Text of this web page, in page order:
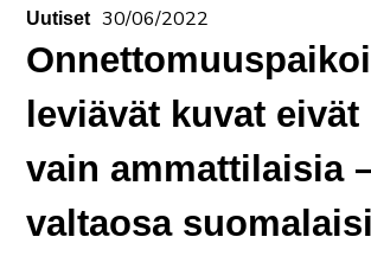
Uutiset 30/06/2022
leviävät kuvat
vain ammattilaisia
valtaosa